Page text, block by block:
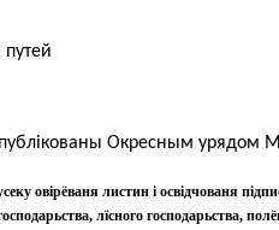
путей
Окресным урядом
овірёваня листин і освідчованя
лїсного господарьства,